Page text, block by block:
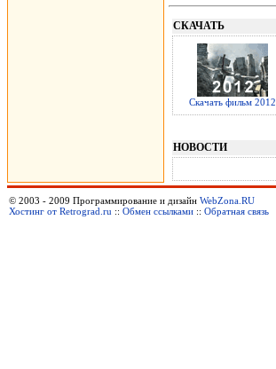
СКАЧАТЬ
Скачать фильм 2012
НОВОСТИ
© 2003 - 2009 Программирование и дизайн WebZona.RU
Хостинг от Retrograd.ru :: Обмен ссылками :: Обратная связь